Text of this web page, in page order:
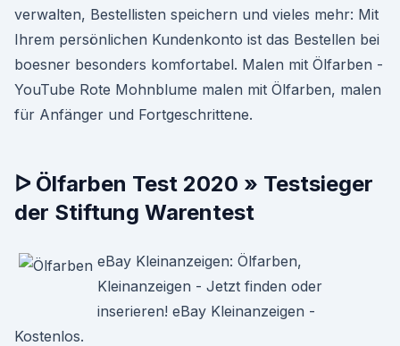
verwalten, Bestellisten speichern und vieles mehr: Mit
Ihrem persönlichen Kundenkonto ist das Bestellen bei
boesner besonders komfortabel. Malen mit Ölfarben -
YouTube Rote Mohnblume malen mit Ölfarben, malen
für Anfänger und Fortgeschrittene.
ᐅ Ölfarben Test 2020 » Testsieger
der Stiftung Warentest
eBay Kleinanzeigen: Ölfarben,
Kleinanzeigen - Jetzt finden oder
inserieren! eBay Kleinanzeigen -
Kostenlos.